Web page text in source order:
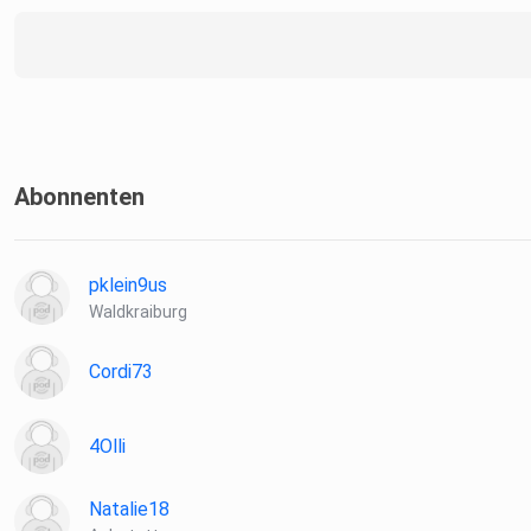
Abonnenten
pklein9us
Waldkraiburg
Cordi73
4Olli
Natalie18